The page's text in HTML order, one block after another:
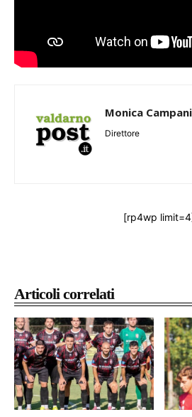
Articoli correlati
Monica Campani
Direttore
[rp4wp